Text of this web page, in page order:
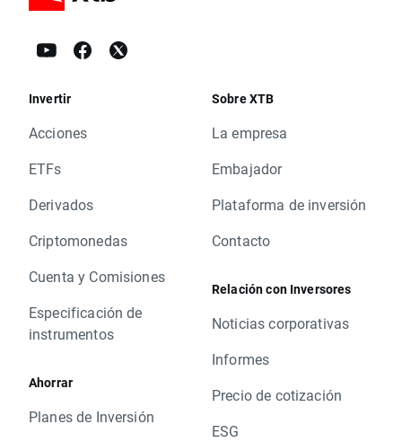
Invertir
Acciones
ETFs
Derivados
Criptomonedas
Cuenta y Comisiones
Especificación de
instrumentos
Ahorrar
Planes de Inversión
Sobre XTB
La empresa
Embajador
Plataforma de inversión
Contacto
Relación con Inversores
Noticias corporativas
Informes
Precio de cotización
ESG